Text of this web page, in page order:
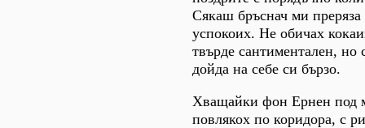
Сякаш бръснач ми преряза
успокоих. Не обичах
твърде сантиментален, но
дойда на себе си бързо.
Хващайки фон Ернен под
повлякох по коридора, с